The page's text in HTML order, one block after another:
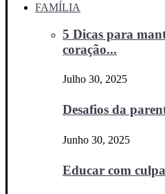
FAMÍLIA
5 Dicas para
coração...
Julho 30, 2025
Desafios da
Junho 30, 2025
Educar com culpa